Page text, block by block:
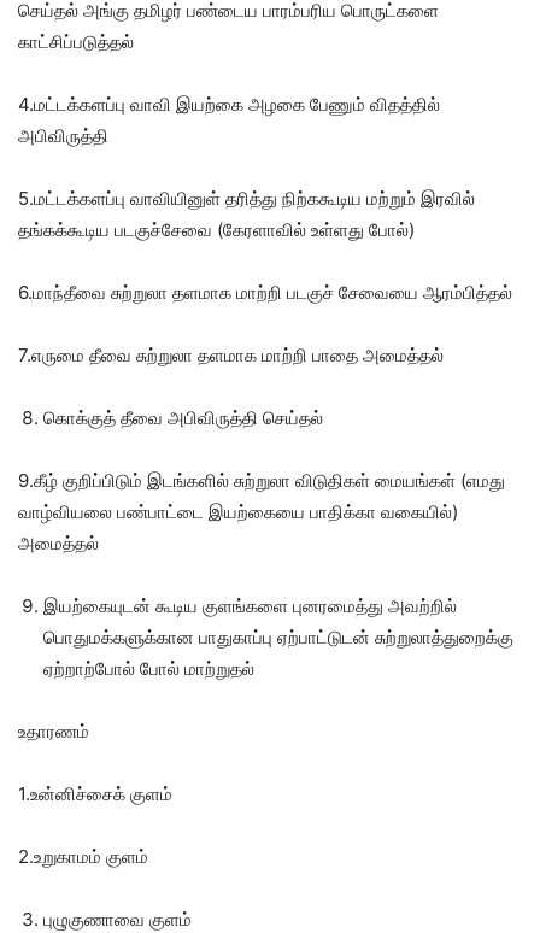
செய்தல் அங்கு தமிழர் பண்டைய பாரம்பரிய பொருட்களை
காட்சிப்படுத்தல்
4.மட்டக்களப்பு வாவி இயற்கை அழகை பேணும் விதத்தில்
அபிவிருத்தி
5.மட்டக்களப்பு வாவியினுள் தரித்து நிற்ககூடிய மற்றும் இரவில்
தங்கக்கூடிய படகுச்சேவை (கேரளாவில் உள்ளது போல்)
6.மாந்தீவை சுற்றுலா தளமாக மாற்றி படகுச் சேவையை ஆரம்பித்தல்
7.எருமை தீவை சுற்றுலா தளமாக மாற்றி பாதை அமைத்தல்
கொக்குத் தீவை அபிவிருத்தி செய்தல்
9.கீழ் குறிப்பிடும் இடங்களில் சுற்றுலா விடுதிகள் மையங்கள் (எமது
வாழ்வியலை பண்பாட்டை இயற்கையை பாதிக்கா வகையில்)
அமைத்தல்
இயற்கையுடன் கூடிய குளங்களை புனரமைத்து அவற்றில்
பொதுமக்களுக்கான பாதுகாப்பு ஏற்பாட்டுடன் சுற்றுலாத்துறைக்கு
ஏற்றாற்போல் போல் மாற்றுதல்
உதாரணம்
1.உன்னிச்சைக் குளம்
2.உறுகாமம் குளம்
புழுகுணாவை குளம்